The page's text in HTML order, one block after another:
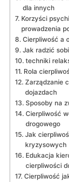
dla innych
Korzyści
prowadzenia
Cierpliwość a
Jak radzić
techniki
Rola
Zarządzanie
dojazdach
Sposoby na
Cierpliwość
drogowego
Jak
kryzysowych
Edukacja
cierpliwości
Cierpliwość